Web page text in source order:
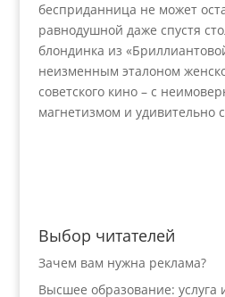
бесприданница не может
равнодушной даже спустя
блондинка из
неизменным эталоном
советского кино – с
магнетизмом и удивительно
Выбор читателей
Зачем вам нужна реклама?
Высшее образование: услуга